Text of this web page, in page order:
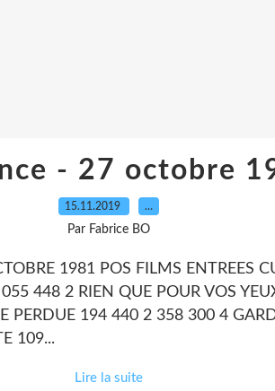
- 27 octobre
15.11.2019 …
Par Fabrice BO
1981 POS FILMS ENTREES
448 2 RIEN QUE POUR VOS
PERDUE 194 440 2 358 300 4
109...
Lire la suite